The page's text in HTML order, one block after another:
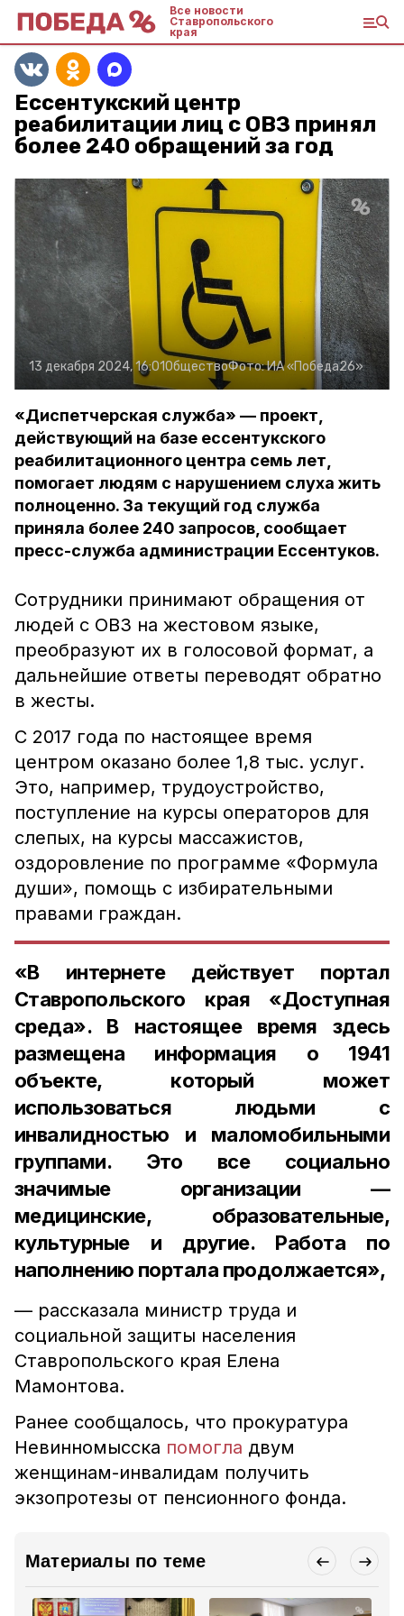
Все новости
Ставропольского
края
Ессентукский центр
реабилитации лиц с ОВЗ принял
более 240 обращений за год
13 декабря 2024, 16:01ОбществоФото:ИА «Победа26»
«Диспетчерская служба» — проект,
действующий на базе ессентукского
реабилитационного центра семь лет,
помогает людям с нарушением слуха жить
полноценно. За текущий год служба
приняла более 240 запросов, сообщает
пресс-служба администрации Ессентуков.
Сотрудники принимают обращения от
людей с ОВЗ на жестовом языке,
преобразуют их в голосовой формат, а
дальнейшие ответы переводят обратно
в жесты.
С 2017 года по настоящее время
центром оказано более 1,8 тыс. услуг.
Это, например, трудоустройство,
поступление на курсы операторов для
слепых, на курсы массажистов,
оздоровление по программе «Формула
души», помощь с избирательными
правами граждан.
«В интернете действует портал
Ставропольского края «Доступная
среда». В настоящее время здесь
размещена информация о 1941
объекте, который может
использоваться людьми с
инвалидностью и маломобильными
группами. Это все социально
значимые организации —
медицинские, образовательные,
культурные и другие. Работа по
наполнению портала продолжается»,
— рассказала министр труда и
социальной защиты населения
Ставропольского края Елена
Мамонтова.
Ранее сообщалось, что прокуратура
Невинномысска помогла двум
женщинам-инвалидам получить
экзопротезы от пенсионного фонда.
Материалы по теме